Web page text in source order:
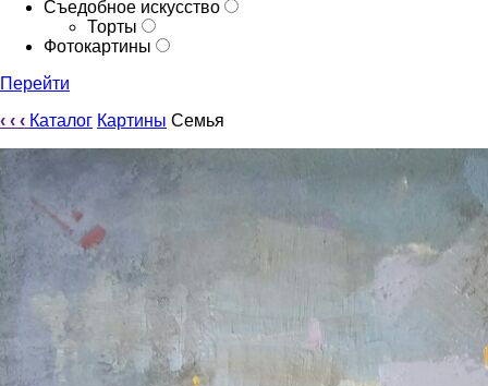
Съедобное искусство
Торты
Фотокартины
Перейти
‹ ‹ ‹ Каталог Картины Семья